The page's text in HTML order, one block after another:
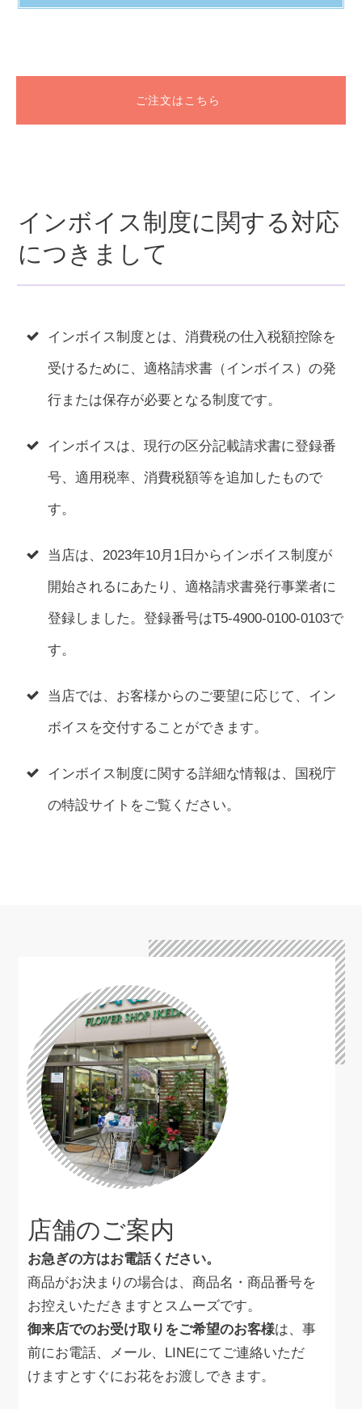
ご注文はこちら
インボイス制度に関する対応
につきまして
インボイス制度とは、消費税の仕入税額控除を
受けるために、適格請求書（インボイス）の発
行または保存が必要となる制度です。
インボイスは、現行の区分記載請求書に登録番
号、適用税率、消費税額等を追加したもので
す。
当店は、2023年10月1日からインボイス制度が
開始されるにあたり、適格請求書発行事業者に
登録しました。登録番号はT5-4900-0100-0103で
す。
当店では、お客様からのご要望に応じて、イン
ボイスを交付することができます。
インボイス制度に関する詳細な情報は、国税庁
の特設サイトをご覧ください。
店舗のご案内
お急ぎの方はお電話ください。
商品がお決まりの場合は、商品名・商品番号を
お控えいただきますとスムーズです。
御来店でのお受け取りをご希望のお客様は、事
前にお電話、メール、LINEにてご連絡いただ
けますとすぐにお花をお渡しできます。